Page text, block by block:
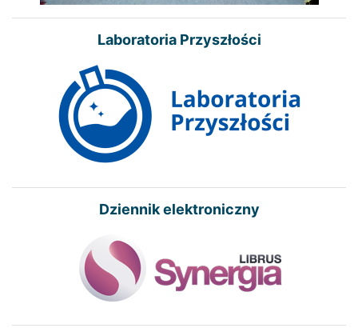
Laboratoria Przyszłości
Dziennik elektroniczny